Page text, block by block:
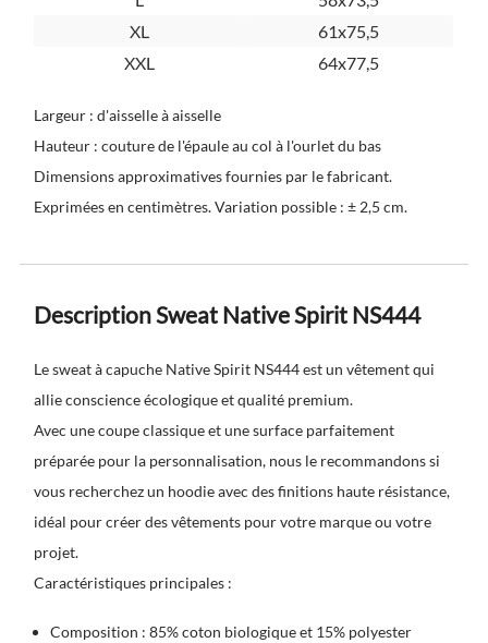
XL
61x75,5
XXL
64x77,5
Largeur : d'aisselle à aisselle
Hauteur : couture de l'épaule au col à l'ourlet du bas
Dimensions approximatives fournies par le fabricant.
Exprimées en centimètres. Variation possible : ± 2,5 cm.
Description Sweat Native Spirit NS444
Le sweat à capuche Native Spirit NS444 est un vêtement qui
allie conscience écologique et qualité premium.
Avec une coupe classique et une surface parfaitement
préparée pour la personnalisation, nous le recommandons si
vous recherchez un hoodie avec des finitions haute résistance,
idéal pour créer des vêtements pour votre marque ou votre
projet.
Caractéristiques principales :
Composition : 85% coton biologique et 15% polyester